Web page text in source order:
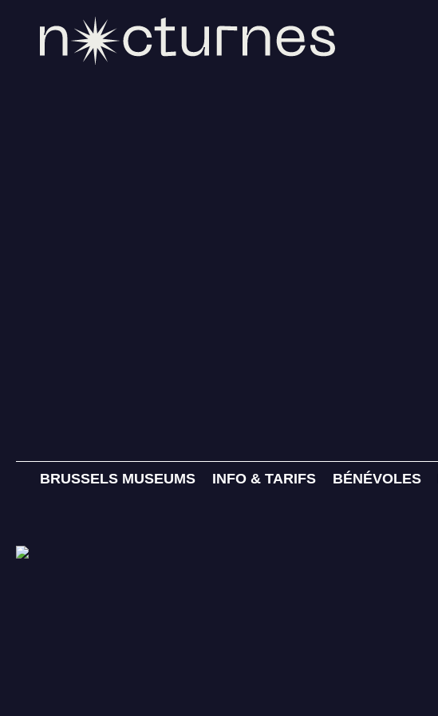
BRUSSELS MUSEUMS INFO & TARIFS BÉNÉVOLES